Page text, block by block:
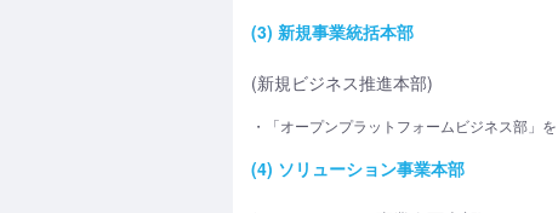
(3) 新規事業統括本部
(新規ビジネス推進本部)
・「オープンプラットフォームビジネス部」
(4) ソリューション事業本部